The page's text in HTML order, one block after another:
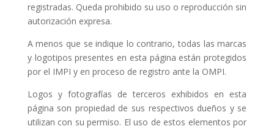
registradas. Queda prohibido su uso o reproducción sin
autorización expresa.
A menos que se indique lo contrario, todas las marcas
y logotipos presentes en esta página están protegidos
por el IMPI y en proceso de registro ante la OMPI.
Logos y fotografías de terceros exhibidos en esta
página son propiedad de sus respectivos dueños y se
utilizan con su permiso. El uso de estos elementos por